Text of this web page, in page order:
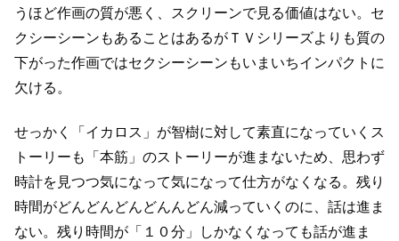
うほど作画の質が悪く、スクリーンで見る価値はない。 セ
クシーシーンもあることはあるがＴＶシリーズよりも質の
下がった作画ではセクシーシーンもいまいちインパクトに
欠ける。
せっかく「イカロス」が智樹に対して素直になっていくス
トーリーも
「本筋」のストーリーが進まないため、思わず
時計を見つつ気になって気になって仕方がなくなる。 残り
時間がどんどんどんどんんどん減っていくのに、話は進ま
ない。 残り時間が「１０分」しかなくなっても話が進ま